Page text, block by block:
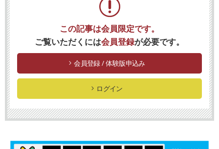
この記事は会員限定です。
ご覧いただくには会員登録が必要です。
会員登録 / 体験版申込み
ログイン